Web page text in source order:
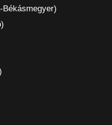
Békásmegyer)